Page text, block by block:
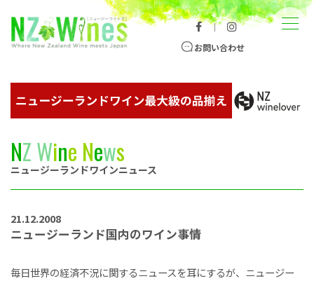
ニュージーランドワイン総合サイト
｜
お問い合わせ
メニュー
NZWine News
ニュージーランドワインニュース
21.12.2008
ニュージーランド国内のワイン事情
毎日世界の経済不況に関するニュースを耳にするが、ニュージー